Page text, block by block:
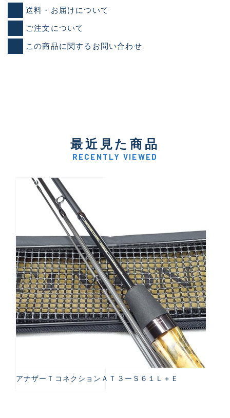
送料・お届けについて
ご注文について
この商品に関するお問い合わせ
最近見た商品
RECENTLY VIEWED
アナザーＴコネクションＡＴ３ーＳ６１Ｌ＋Ｅ